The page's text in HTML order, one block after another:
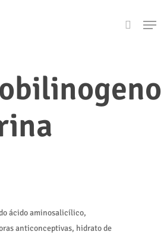
search
ácido aminosalicílico,
anticonceptivas, hidrato de